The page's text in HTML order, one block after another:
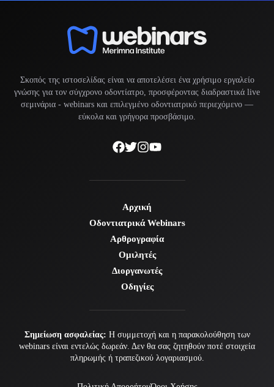
Σκοπός της ιστοσελίδας είναι να αποτελέσει ένα χρήσιμο εργαλείο
γνώσης για τον σύγχρονο οδοντίατρο, προσφέροντας διαδραστικά live
σεμινάρια - webinars και επιλεγμένο οδοντιατρικό περιεχόμενο —
εύκολα και γρήγορα προσβάσιμο.
Αρχική
Οδοντιατρικά Webinars
Αρθρογραφία
Ομιλητές
Διοργανωτές
Οδηγίες
Σημείωση ασφαλείας: Η συμμετοχή και η παρακολούθηση των
webinars είναι εντελώς δωρεάν. Δεν θα σας ζητηθούν ποτέ στοιχεία
πληρωμής ή τραπεζικού λογαριασμού.